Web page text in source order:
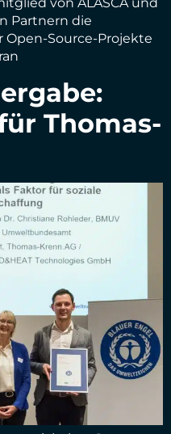
von ALASCA und
Partnern die
Source-Projekte
Thomas-